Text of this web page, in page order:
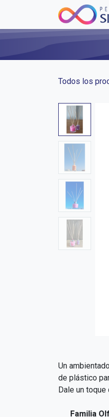
Todos los
Un
de plástico
Dale un toque
Familia